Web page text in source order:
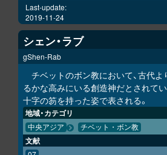
Last-update:
2019-11-24
シェン・ラブ
gShen-Rab
チベットのボン教において、古代
るかな高みにいる創造神だとされて
十字の笏を持った姿で表される。
地域・カテゴリ
中央アジア チベット・ボン教
文献